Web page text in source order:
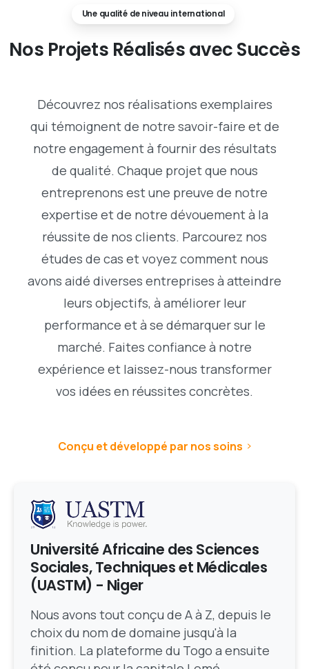
Une qualité de niveau international
Nos Projets RéalisésavecSuccès
Découvrez nos réalisations exemplaires
qui témoignent de notre savoir-faire et de
notre engagement à fournir des résultats
de qualité. Chaque projet que nous
entreprenons est une preuve de notre
expertise et de notre dévouement à la
réussite de nos clients. Parcourez nos
études de cas et voyez comment nous
avons aidé diverses entreprises à atteindre
leurs objectifs, à améliorer leur
performance et à se démarquer sur le
marché. Faites confiance à notre
expérience et laissez-nous transformer
vos idées en réussites concrètes.
Conçu et développé par nos soins
Université Africaine des Sciences
Sociales, Techniques et Médicales
(UASTM) - Niger
Nous avons tout conçu de A à Z, depuis le
choix du nom de domaine jusqu'à la
finition. La plateforme du Togo a ensuite